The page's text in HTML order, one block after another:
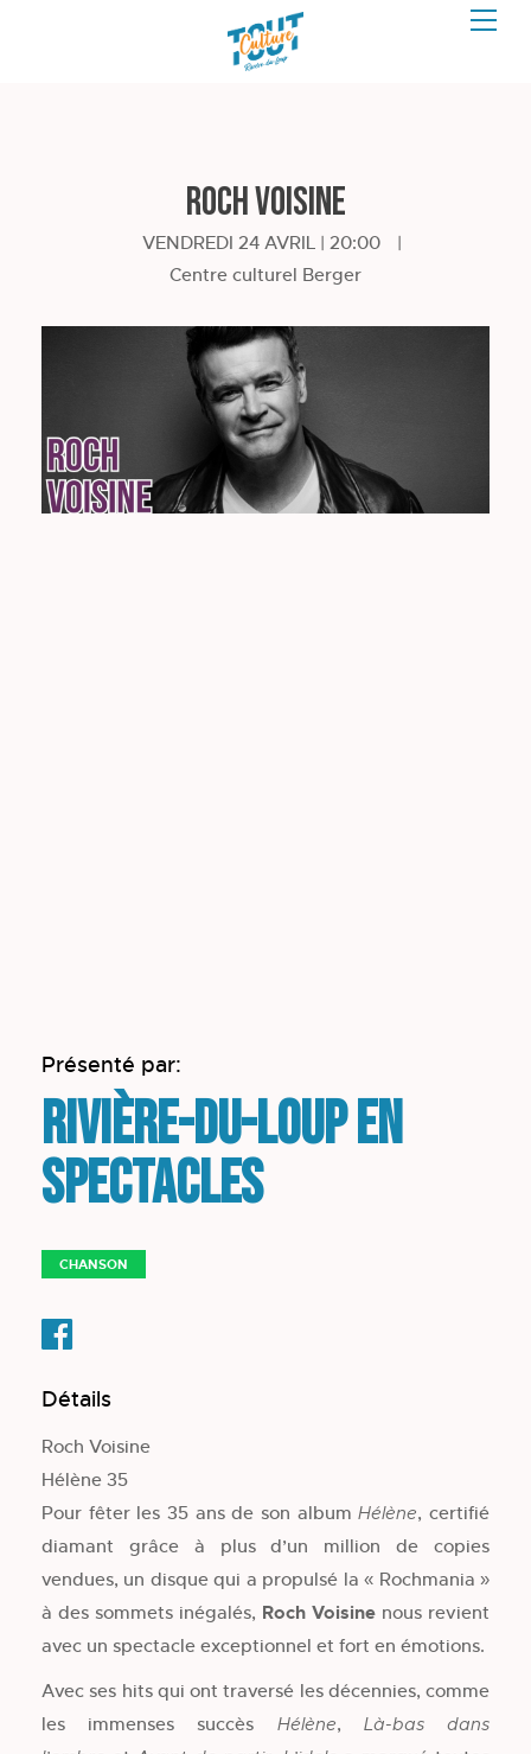
Roch Voisine
VENDREDI 24 AVRIL | 20:00
|
Centre culturel Berger
Présenté par:
Rivière-du-Loup en
spectacles
CHANSON
Détails
Roch Voisine
Hélène 35
Pour fêter les 35 ans de son albumHélène, certifié
diamant grâce à plus d’un million de copies
vendues, un disque qui a propulsé la « Rochmania »
à des sommets inégalés, Roch Voisine nous revient
avec un spectacle exceptionnel et fort en émotions.
Avec ses hits qui ont traversé les décennies, comme
les immenses succès Hélène, Là-bas dans